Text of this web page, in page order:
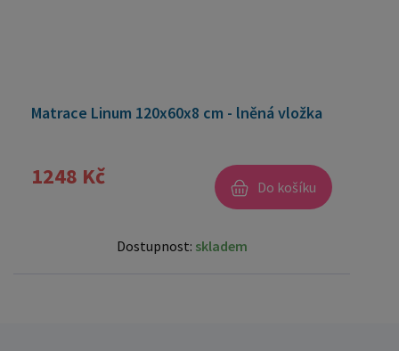
Matrace Linum 120x60x8 cm - lněná vložka
1248 Kč Do košíku
Dostupnost: skladem